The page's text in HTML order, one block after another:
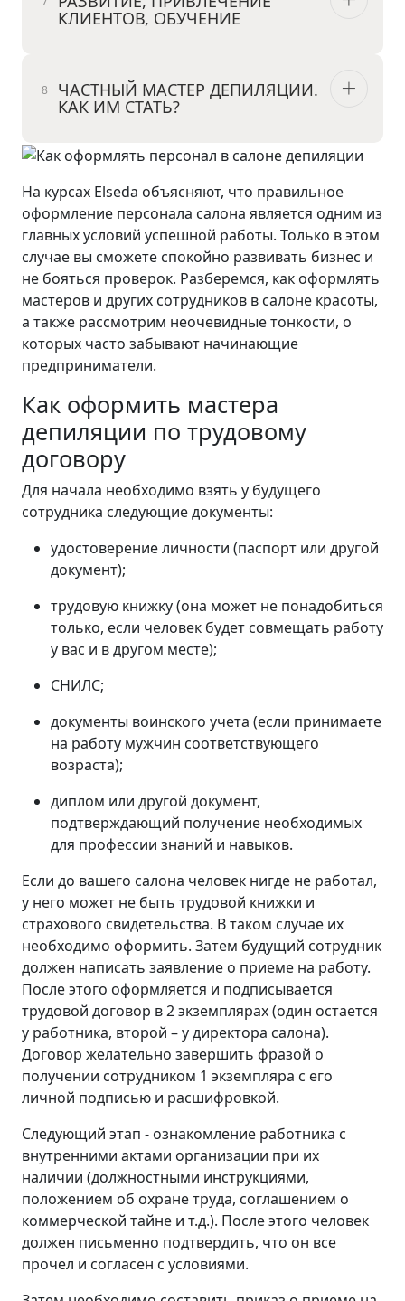
КЛИЕНТОВ, ОБУЧЕНИЕ
ЧАСТНЫЙ МАСТЕР ДЕПИЛЯЦИИ.
КАК ИМ СТАТЬ?
На курсах Elseda объясняют, что правильное
оформление персонала салона является одним из
главных условий успешной работы. Только в этом
случае вы сможете спокойно развивать бизнес и
не бояться проверок. Разберемся, как оформлять
мастеров и других сотрудников в салоне красоты,
а также рассмотрим неочевидные тонкости, о
которых часто забывают начинающие
предприниматели.
Как оформить мастера
депиляции по трудовому
договору
Для начала необходимо взять у будущего
сотрудника следующие документы:
удостоверение личности (паспорт или другой
документ);
трудовую книжку (она может не понадобиться
только, если человек будет совмещать работу
у вас и в другом месте);
СНИЛС;
документы воинского учета (если принимаете
на работу мужчин соответствующего
возраста);
диплом или другой документ,
подтверждающий получение необходимых
для профессии знаний и навыков.
Если до вашего салона человек нигде не работал,
у него может не быть трудовой книжки и
страхового свидетельства. В таком случае их
необходимо оформить. Затем будущий сотрудник
должен написать заявление о приеме на работу.
После этого оформляется и подписывается
трудовой договор в 2 экземплярах (один остается
у работника, второй – у директора салона).
Договор желательно завершить фразой о
получении сотрудником 1 экземпляра с его
личной подписью и расшифровкой.
Следующий этап - ознакомление работника с
внутренними актами организации при их
наличии (должностными инструкциями,
положением об охране труда, соглашением о
коммерческой тайне и т.д.). После этого человек
должен письменно подтвердить, что он все
прочел и согласен с условиями.